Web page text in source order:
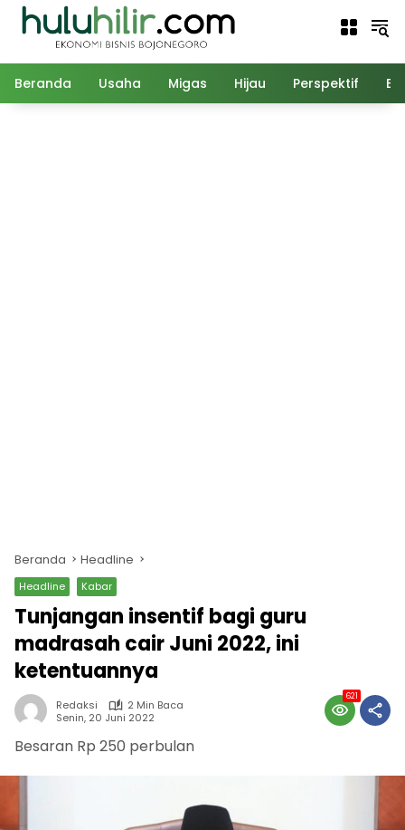
Langsung
Beranda Usaha Migas Hijau Perspektif
Beranda Headline
Headline Kabar
Tunjangan insentif bagi guru
madrasah cair Juni 2022, ini
ketentuannya
Redaksi
2 Min Baca
Senin, 20 Juni 2022
621
Besaran Rp 250 perbulan